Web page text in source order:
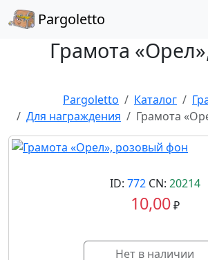
Pargoletto
Грамота
Pargoletto Каталог
Для награждения
Грамота
ID: 772CN: 20214
10,00₽
Нет в наличии